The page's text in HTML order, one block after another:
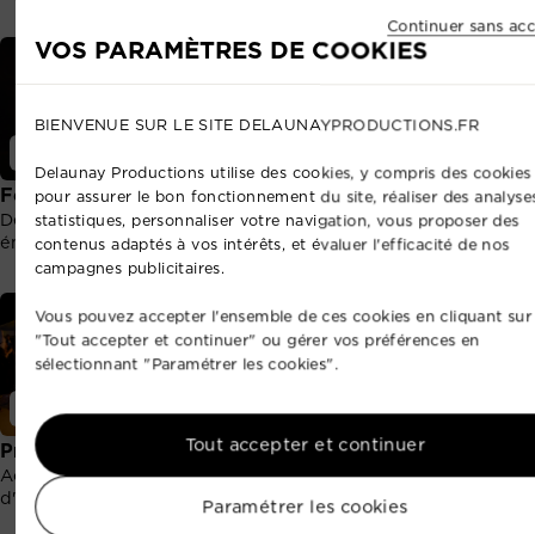
Feux d'artifice
Des spectacles toujours plus
émouvants et grandioses
Mise en lumière
Mettez en valeur vos
différents espaces.
Production artistique
Accueillez des talents
d'exceptions.
Sonorisation
Amplifiez vos paroles ou
animations sonores.
VOS PARAMÈTRES DE COOKIES
Continuer sans
BIENVENUE SUR LE SITE DELAUNAYPRODUCTIONS.FR
Delaunay Productions utilise des cookies, y compris des
pour assurer le bon fonctionnement du site, réaliser des
statistiques, personnaliser votre navigation, vous proposer des
contenus adaptés à vos intérêts, et évaluer l'efficacité de nos
campagnes publicitaires.
Vous pouvez accepter l'ensemble de ces cookies en cliquant sur
"Tout accepter et continuer" ou gérer vos préférences en
sélectionnant "Paramétrer les cookies".
Paramétrer les cookies
Tout accepter et continuer